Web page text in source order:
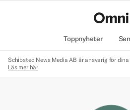
Toppnyheter
Schibsted News Media AB är ansvarig för
Läs mer här